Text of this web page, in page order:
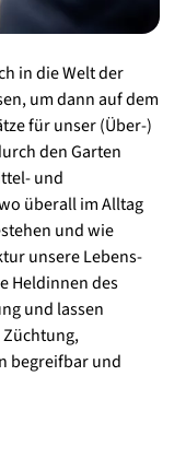
in die Welt der
um dann auf dem
für unser (Über-)
den Garten
und
überall im Alltag
und wie
unsere Lebens-
Heldinnen des
und lassen
begreifbar und